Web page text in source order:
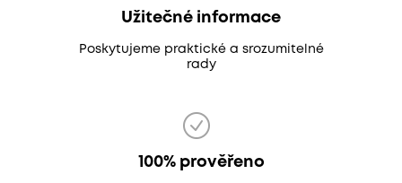
Užitečné informace
Poskytujeme praktické a srozumitelné
rady
100% prověřeno